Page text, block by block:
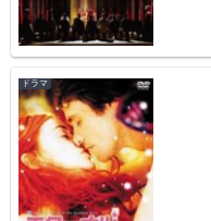
ドラマ